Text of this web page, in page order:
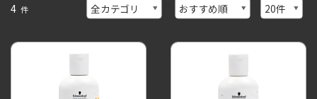
4 件